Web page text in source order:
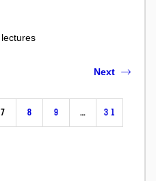
7 8 9 … 31
Next